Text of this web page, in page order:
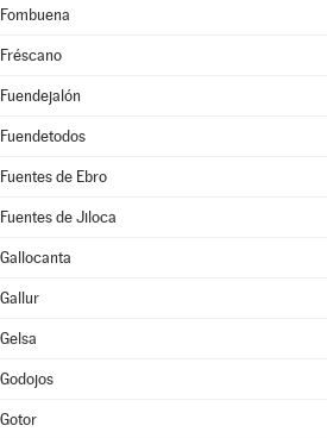
Fombuena
Fréscano
Fuendejalón
Fuendetodos
Fuentes de Ebro
Fuentes de Jiloca
Gallocanta
Gallur
Gelsa
Godojos
Gotor